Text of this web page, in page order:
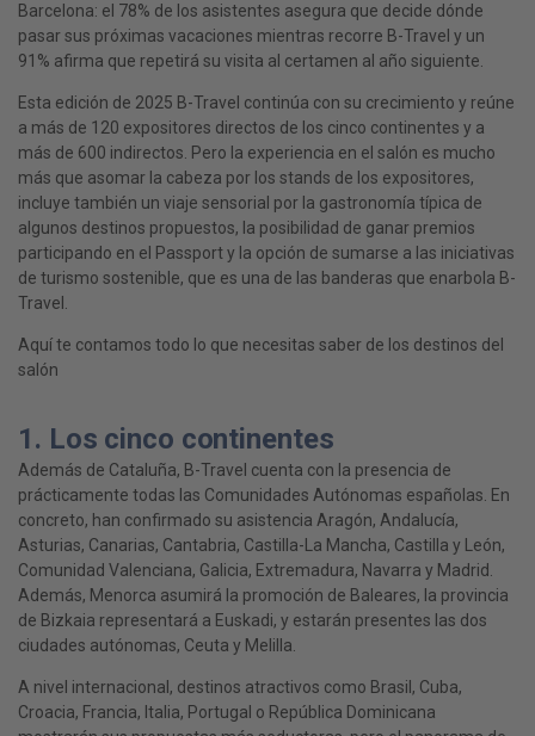
Barcelona: el 78% de los asistentes asegura que decide dónde
pasar sus próximas vacaciones mientras recorre B-Travel y un
91% afirma que repetirá su visita al certamen al año siguiente.
Esta edición de 2025 B-Travel continúa con su crecimiento y reúne
a más de 120 expositores directos de los cinco continentes y a
más de 600 indirectos. Pero la experiencia en el salón es mucho
más que asomar la cabeza por los stands de los expositores,
incluye también un viaje sensorial por la gastronomía típica de
algunos destinos propuestos, la posibilidad de ganar premios
participando en el Passport y la opción de sumarse a las iniciativas
de turismo sostenible, que es una de las banderas que enarbola B-
Travel.
Aquí te contamos todo lo que necesitas saber de los destinos del
salón
1. Los cinco continentes
Además de Cataluña, B-Travel cuenta con la presencia de
prácticamente todas las Comunidades Autónomas españolas. En
concreto, han confirmado su asistencia Aragón, Andalucía,
Asturias, Canarias, Cantabria, Castilla-La Mancha, Castilla y León,
Comunidad Valenciana, Galicia, Extremadura, Navarra y Madrid.
Además, Menorca asumirá la promoción de Baleares, la provincia
de Bizkaia representará a Euskadi, y estarán presentes las dos
ciudades autónomas, Ceuta y Melilla.
A nivel internacional, destinos atractivos como Brasil, Cuba,
Croacia, Francia, Italia, Portugal o República Dominicana